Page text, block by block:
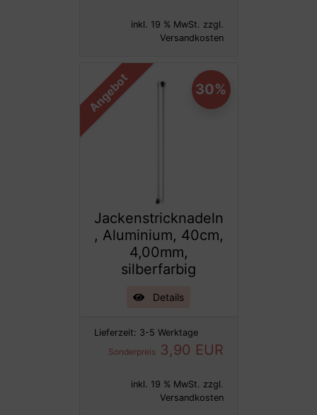
inkl. 19 % MwSt. zzgl.
Versandkosten
Angebot
Jackenstricknadeln
, Aluminium, 40cm,
4,00mm,
silberfarbig
Details
Lieferzeit: 3-5 Werktage
Sonderpreis3,90 EUR
30%
inkl. 19 % MwSt. zzgl.
Versandkosten